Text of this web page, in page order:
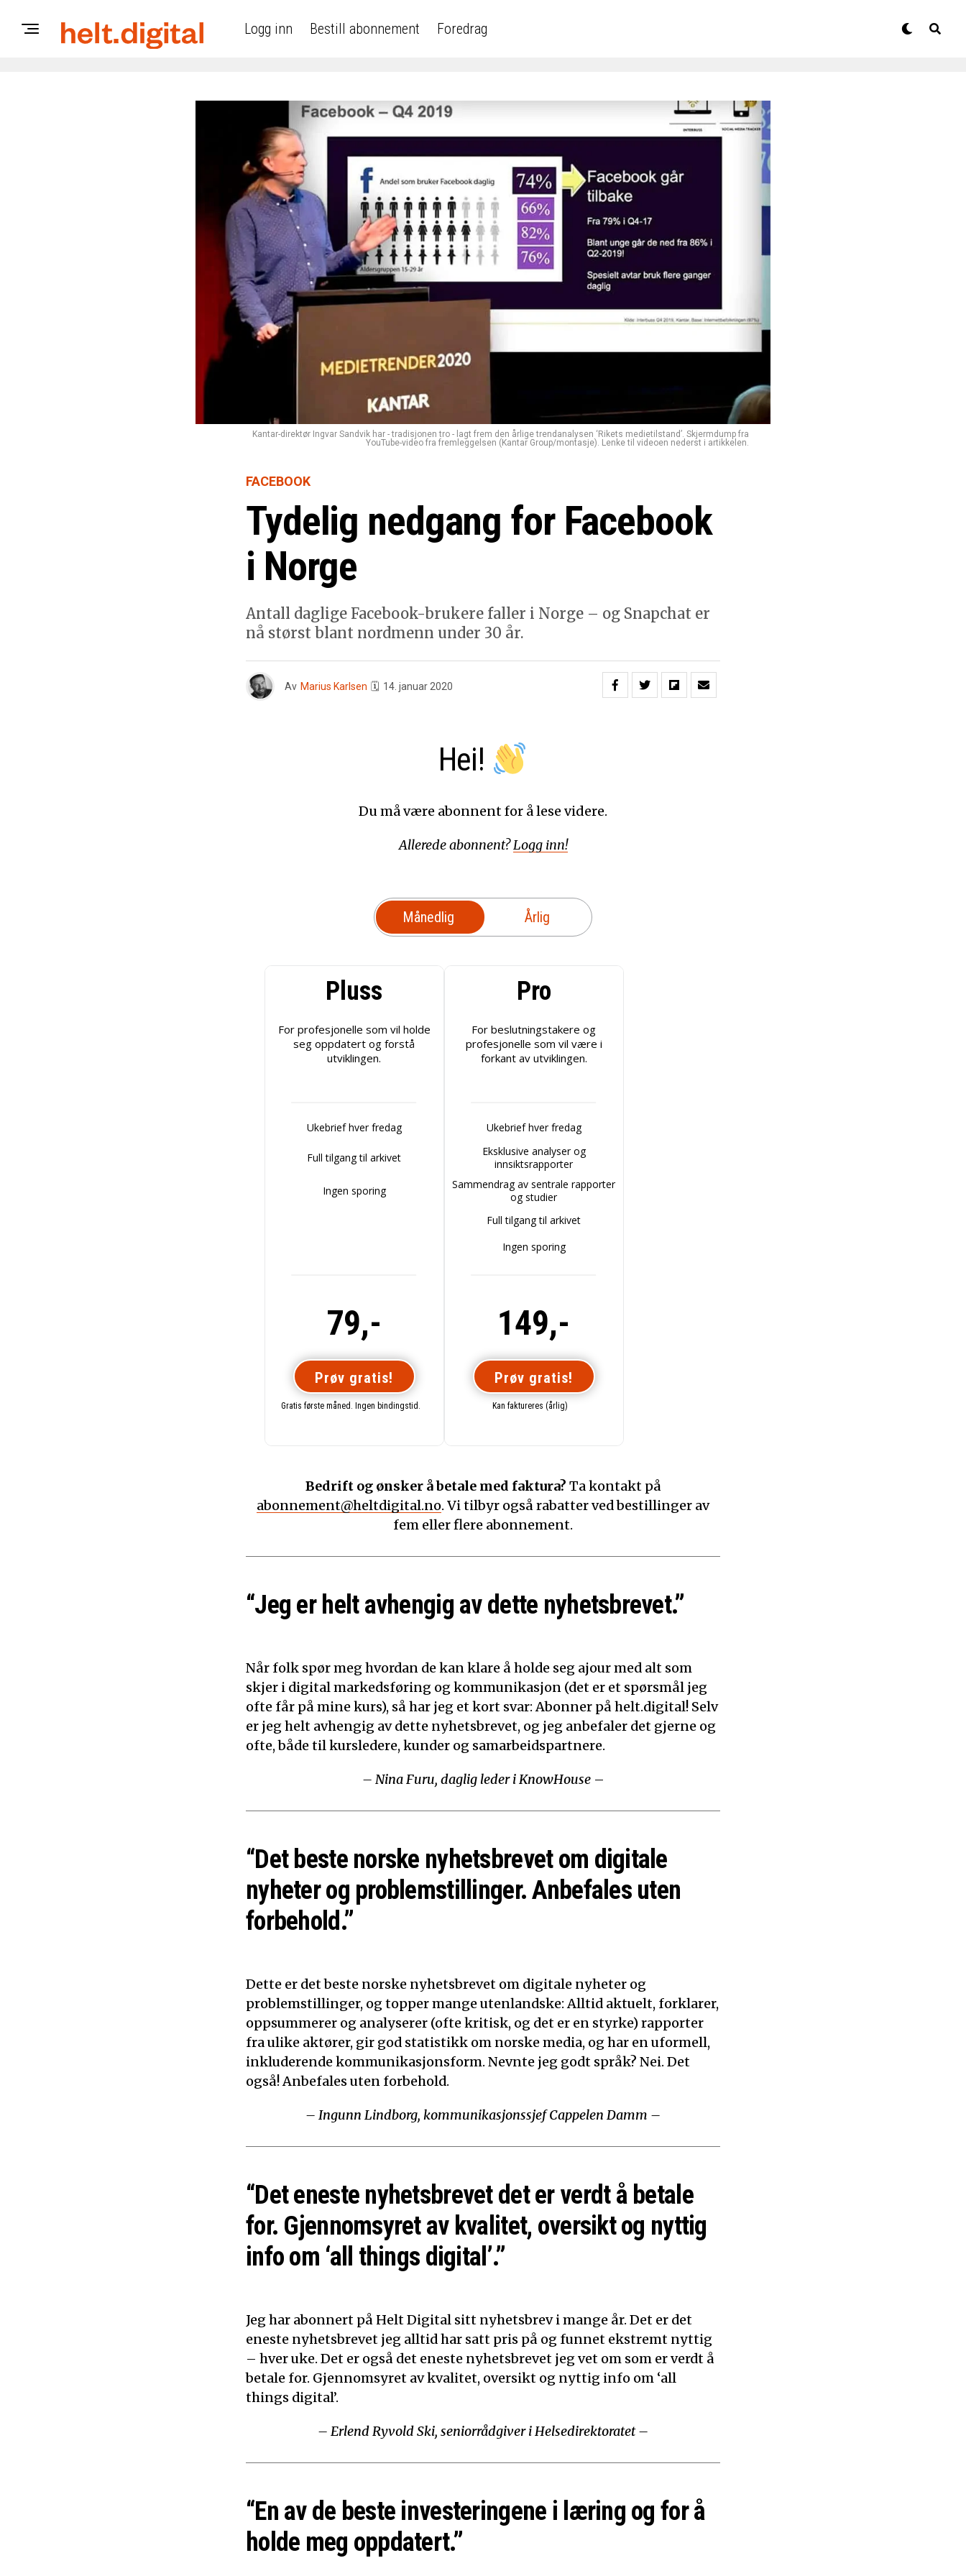
Logg inn Bestill abonnement Foredrag
Kantar-direktør Ingvar Sandvik har - tradisjonen tro - lagt frem den årlige trendanalysen ‘Rikets medietilstand’. Skjermdump fra
YouTube-video fra fremleggelsen (Kantar Group/montasje). Lenke til videoen nederst i artikkelen.
FACEBOOK
Tydelig nedgang for Facebook
i Norge
Antall daglige Facebook-brukere faller i Norge – og Snapchat er
nå størst blant nordmenn under 30 år.
Av Marius Karlsen 🗓 14. januar 2020
Hei!
Du må være abonnent for å lese videre.
Allerede abonnent?Logg inn!
Månedlig Årlig
Pluss
For profesjonelle som vil holde
seg oppdatert og forstå
utviklingen.
Ukebrief hver fredag
Full tilgang til arkivet
Ingen sporing
79,-
Prøv gratis!
Gratis første måned. Ingen bindingstid.
Pro
For beslutningstakere og
profesjonelle som vil være i
forkant av utviklingen.
Ukebrief hver fredag
Eksklusive analyser og
innsiktsrapporter
Sammendrag av sentrale rapporter
og studier
Full tilgang til arkivet
Ingen sporing
149,-
Prøv gratis!
Kan faktureres (årlig)
Bedrift og ønsker å betale med faktura? Ta kontakt på
abonnement@heltdigital.no. Vi tilbyr også rabatter ved bestillinger av
fem eller flere abonnement.
“Jeg er helt avhengig av dette nyhetsbrevet.”
Når folk spør meg hvordan de kan klare å holde seg ajour med alt som
skjer i digital markedsføring og kommunikasjon (det er et spørsmål jeg
ofte får på mine kurs), så har jeg et kort svar: Abonner på helt.digital! Selv
er jeg helt avhengig av dette nyhetsbrevet, og jeg anbefaler det gjerne og
ofte, både til kursledere, kunder og samarbeidspartnere.
– Nina Furu, daglig leder i KnowHouse–
“Det beste norske nyhetsbrevet om digitale
nyheter og problemstillinger. Anbefales uten
forbehold.”
Dette er det beste norske nyhetsbrevet om digitale nyheter og
problemstillinger, og topper mange utenlandske: Alltid aktuelt, forklarer,
oppsummerer og analyserer (ofte kritisk, og det er en styrke) rapporter
fra ulike aktører, gir god statistikk om norske media, og har en uformell,
inkluderende kommunikasjonsform. Nevnte jeg godt språk? Nei. Det
også! Anbefales uten forbehold.
– Ingunn Lindborg, kommunikasjonssjef Cappelen Damm –
“Det eneste nyhetsbrevet det er verdt å betale
for. Gjennomsyret av kvalitet, oversikt og nyttig
info om ‘all things digital’.”
Jeg har abonnert på Helt Digital sitt nyhetsbrev i mange år. Det er det
eneste nyhetsbrevet jeg alltid har satt pris på og funnet ekstremt nyttig
– hver uke. Det er også det eneste nyhetsbrevet jeg vet om som er verdt å
betale for. Gjennomsyret av kvalitet, oversikt og nyttig info om ‘all
things digital’.
– Erlend Ryvold Ski, seniorrådgiver i Helsedirektoratet –
“En av de beste investeringene i læring og for å
holde meg oppdatert.”